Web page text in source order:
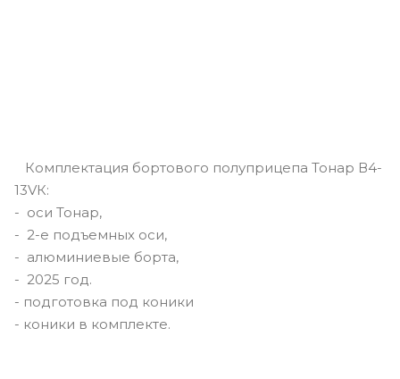
Комплектация бортового полуприцепа Тонар В4-
13VК:
- оси Тонар,
- 2-е подъемных оси,
- алюминиевые борта,
- 2025 год.
- подготовка под коники
- коники в комплекте.